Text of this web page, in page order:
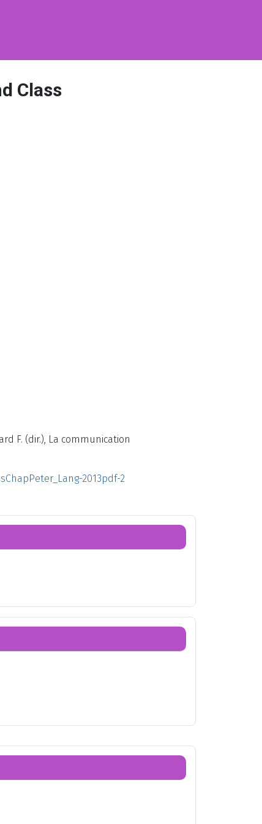
Class
F. (dir.), La communication
2013pdf-2